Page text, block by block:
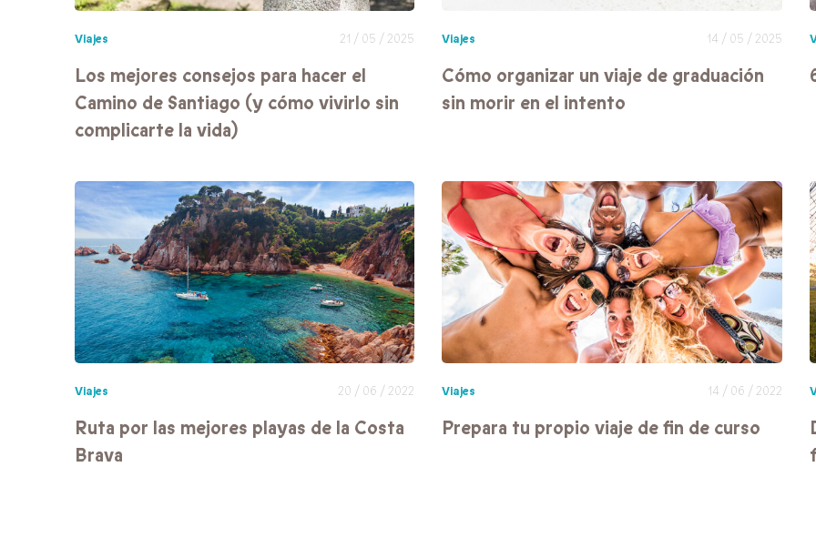
Viajes 21 / 05 / 2025
Los mejores consejos para hacer el
Camino de Santiago (y cómo vivirlo sin
complicarte la vida)
Viajes 14 / 05 / 2025
Cómo organizar un viaje de graduación
sin morir en el intento
Viajes 20 / 06 / 2022
Ruta por las mejores playas de la Costa
Brava
Viajes 14 / 06 / 2022
Prepara tu propio viaje de fin de curso